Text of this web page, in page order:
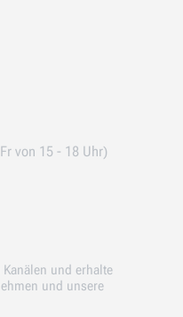
von 15 - 18 Uhr)
und erhalte
und unsere